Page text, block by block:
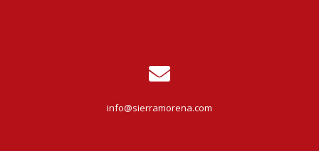
info@sierramorena.com